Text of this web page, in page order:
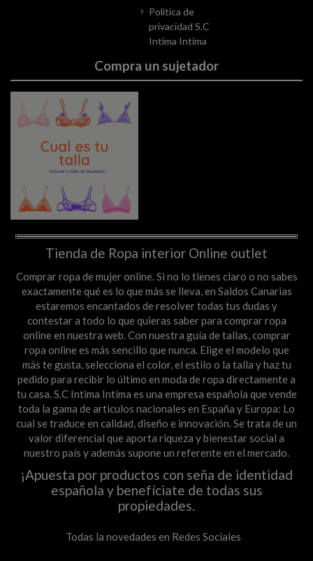
Política de
privacidad S.C
Intima Intima
Compra un sujetador
Tienda de Ropa interior Online outlet
Comprar ropa de mujer online. Si no lo tienes claro o no sabes
exactamente qué es lo que más se lleva, en Saldos Canarias
estaremos encantados de resolver todas tus dudas y
contestar a todo lo que quieras saber para comprar ropa
online en nuestra web. Con nuestra guía de tallas, comprar
ropa online es más sencillo que nunca. Elige el modelo que
más te gusta, selecciona el color, el estilo o la talla y haz tu
pedido para recibir lo último en moda de ropa directamente a
tu casa. S.C Intima Intima es una empresa española que vende
toda la gama de articulos nacionales en España y Europa: Lo
cual se traduce en calidad, diseño e innovación. Se trata de un
valor diferencial que aporta riqueza y bienestar social a
nuestro país y además supone un referente en el mercado.
¡Apuesta por productos con seña de identidad
española y benefíciate de todas sus
propiedades.
Todas la novedades en Redes Sociales